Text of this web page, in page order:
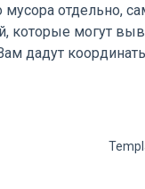
отдельно,
которые могут
дадут